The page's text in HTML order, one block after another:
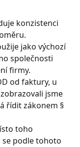
konzistenci
jako výchozí
společnosti
firmy.
od faktury, u
jsme
řídit zákonem §
toho
se podle tohoto